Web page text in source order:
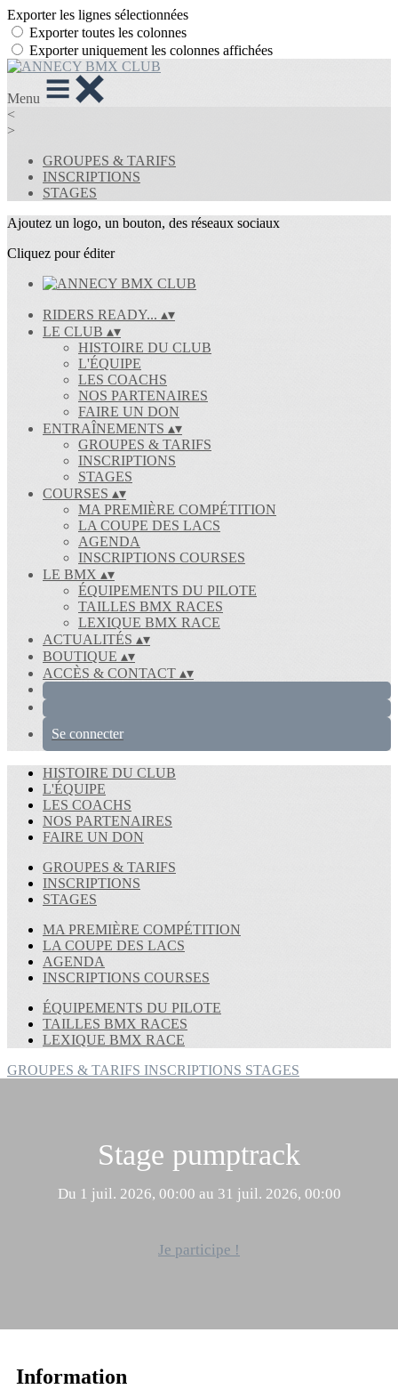
Exporter les lignes sélectionnées
Exporter toutes les colonnes
Exporter uniquement les colonnes affichées
Menu
<
>
GROUPES & TARIFS
INSCRIPTIONS
STAGES
Ajoutez un logo, un bouton, des réseaux sociaux
Cliquez pour éditer
RIDERS READY... ▴▾
LE CLUB ▴▾
HISTOIRE DU CLUB
L'ÉQUIPE
LES COACHS
NOS PARTENAIRES
FAIRE UN DON
ENTRAÎNEMENTS ▴▾
GROUPES & TARIFS
INSCRIPTIONS
STAGES
COURSES ▴▾
MA PREMIÈRE COMPÉTITION
LA COUPE DES LACS
AGENDA
INSCRIPTIONS COURSES
LE BMX ▴▾
ÉQUIPEMENTS DU PILOTE
TAILLES BMX RACES
LEXIQUE BMX RACE
ACTUALITÉS ▴▾
BOUTIQUE ▴▾
ACCÈS & CONTACT ▴▾
Se connecter
HISTOIRE DU CLUB
L'ÉQUIPE
LES COACHS
NOS PARTENAIRES
FAIRE UN DON
GROUPES & TARIFS
INSCRIPTIONS
STAGES
MA PREMIÈRE COMPÉTITION
LA COUPE DES LACS
AGENDA
INSCRIPTIONS COURSES
ÉQUIPEMENTS DU PILOTE
TAILLES BMX RACES
LEXIQUE BMX RACE
GROUPES & TARIFS INSCRIPTIONS STAGES
Stage pumptrack
Du 1 juil. 2026, 00:00 au 31 juil. 2026, 00:00
Je participe !
Information